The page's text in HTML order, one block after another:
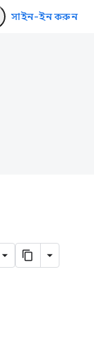
সাইন-ইন করুন